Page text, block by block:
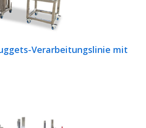
Verarbeitungslinie mit